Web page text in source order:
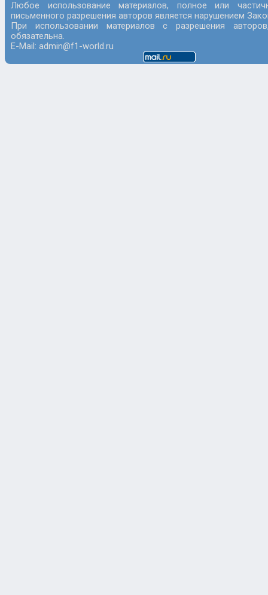
Любое использование материалов, полное или
письменного разрешения авторов является нарушением
При использовании материалов с разрешения
обязательна.
E-Mail: admin@f1-world.ru